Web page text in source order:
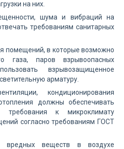
на них.
шума и вибраций на
требованиям санитарных
помещений, в которые возможно
газа, паров взрывоопасных
взрывозащищенное
арматуру.
кондиционирования
должны обеспечивать
требования к микроклимату
согласно требованиям ГОСТ
вредных веществ в воздухе